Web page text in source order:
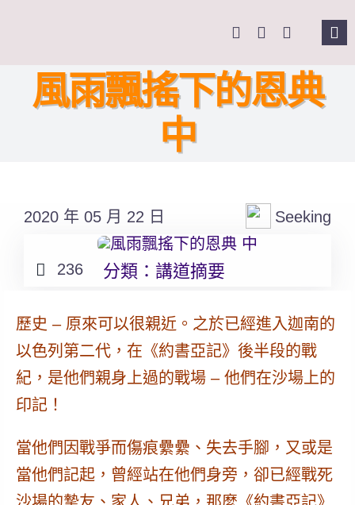
主頁
Search
風雨飄搖下的恩典
中
2020 年 05 月 22 日 Seeking
236 分類：講道摘要
歷史 – 原來可以很親近。 之於已經進入迦南的
以色列第二代，在《約書亞記》後半段的戰
紀，是他們親身上過的戰場 – 他們在沙場上的
印記！
當他們因戰爭而傷痕纍纍、失去手腳，又或是
當他們記起，曾經站在他們身旁，卻已經戰死